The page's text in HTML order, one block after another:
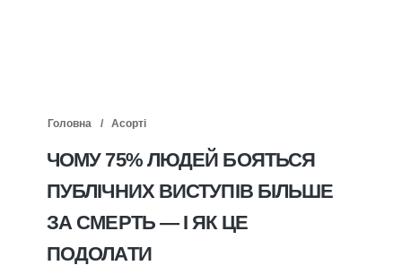
Головна Асорті
ЧОМУ 75% ЛЮДЕЙ БОЯТЬСЯ
ПУБЛІЧНИХ ВИСТУПІВ БІЛЬШЕ
ЗА СМЕРТЬ — І ЯК ЦЕ
ПОДОЛАТИ